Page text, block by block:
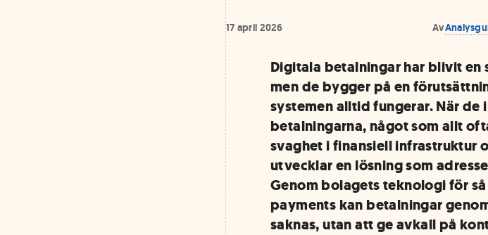
17 april 2026 Av
Digitala betalningar har blivit en
men de bygger på en
systemen alltid fungerar. När de
betalningarna, något som allt
svaghet i finansiell infrastruktur
utvecklar en lösning som
Genom bolagets teknologi för
payments kan betalningar
saknas, utan att ge avkall på